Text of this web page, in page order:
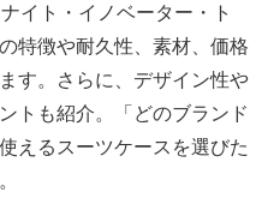
イト・イノベーター・ト
特徴や耐久性、素材、価格
す。さらに、デザイン性や
トも紹介。「どのブランド
えるスーツケースを選びた